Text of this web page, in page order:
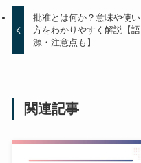
批准とは何か？意味や使い
方をわかりやすく解説【語
源・注意点も】
関連記事